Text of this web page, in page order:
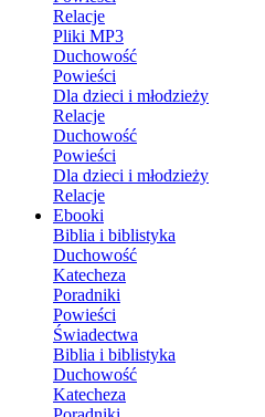
Relacje
Pliki MP3
Duchowość
Powieści
Dla dzieci i młodzieży
Relacje
Duchowość
Powieści
Dla dzieci i młodzieży
Relacje
Ebooki
Biblia i biblistyka
Duchowość
Katecheza
Poradniki
Powieści
Świadectwa
Biblia i biblistyka
Duchowość
Katecheza